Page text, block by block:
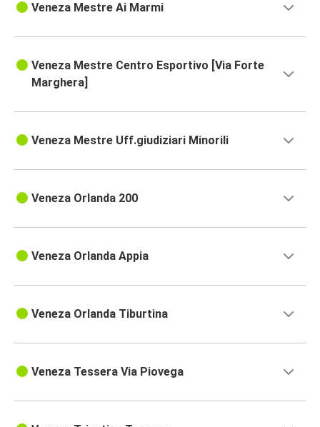
Veneza Mestre Ai Marmi
Veneza Mestre Centro Esportivo [Via Forte
Marghera]
Veneza Mestre Uff.giudiziari Minorili
Veneza Orlanda 200
Veneza Orlanda Appia
Veneza Orlanda Tiburtina
Veneza Tessera Via Piovega